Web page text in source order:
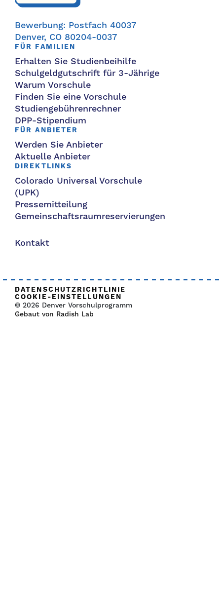
Bewerbung: Postfach 40037
Denver, CO 80204-0037
FÜR FAMILIEN
Erhalten Sie Studienbeihilfe
Schulgeldgutschrift für 3-Jährige
Warum Vorschule
Finden Sie eine Vorschule
Studiengebührenrechner
DPP-Stipendium
FÜR ANBIETER
Werden Sie Anbieter
Aktuelle Anbieter
DIREKTLINKS
Colorado Universal Vorschule
(UPK)
Pressemitteilung
Gemeinschaftsraumreservierungen
Kontakt
DATENSCHUTZRICHTLINIE
COOKIE-EINSTELLUNGEN
© 2026 Denver Vorschulprogramm
Gebaut von Radish Lab